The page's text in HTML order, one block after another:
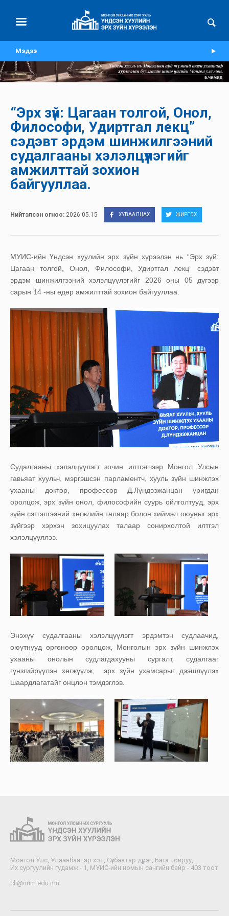
Мэдээ
“Эрх зүй: Цагаан толгой, Онол,
Философи, Удиртгал лекц”
сэдэвт эрдэм шинжилгээний
судалгааны хэлэлцүүлэгийг
амжилттай зохион
байгууллаа.
Нийтэлсэн огноо: 2026.05.15 ХУВААЛЦАХ ЖИРГЭХ
МУИС-ийн Үндсэн хуулийн эрх зүйн хүрээлэн нь “Эрх зүй:
Цагаан толгой, Онол, Философи, Удиртгал лекц” сэдэвт
эрдэм шинжилгээний хэлэлцүүлэгийг 2026 оны 05 дүгээр
сарын 14 -ны өдөр амжилттай зохион байгууллаа.
Судалгааны хэлэлцүүлэгт зочин илтгэгчээр Монгол Улсын
гавьяат хуульч, мэргэшсэн парламентч, хууль зүйн шинжлэх
ухааны доктор, профессор Д.Лүндээжанцан уригдан
оролцож, эрх зүйн онол, философийн суурь ойлголтууд, эрх
зүйн сэтгэлгээний хөгжлийн талаар болон хиймэл оюуныг эрх
зүйгээр хэрхэн зохицуулах талаар сонирхолтой илтгэл
хэлэлцүүллээ.
Энэхүү судалгааны хэлэлцүүлэгт эрдэмтэн судлаачид,
оюутнууд өргөнөөр оролцож, Монголын эрх зүйн шинжлэх
ухааны онолын судлагдахууны сургалт, судалгааг
гүнзгийрүүлэн хөгжүүлж, эрх зүйн ухамсарыг дээшлүүлэх
шаардлагатайг онцлон тэмдэглэв.
Монгол Улс, Улаанбаатар хот, Сүхбаатар дүүрэг, Бага тойруу,
Их сургуулийн гудамж - 1, МУИС-ийн номын сангийн байр - 403 тоот
cli@num.edu.mn